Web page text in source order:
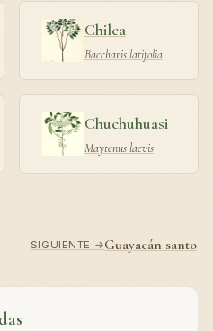
Chilca
Baccharis latifolia
Chuchuhuasi
Maytenus laevis
SIGUIENTE →Guayacán santo